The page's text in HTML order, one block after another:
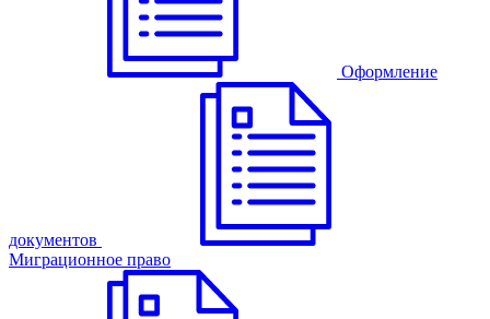
Оформление
документов
Миграционное право